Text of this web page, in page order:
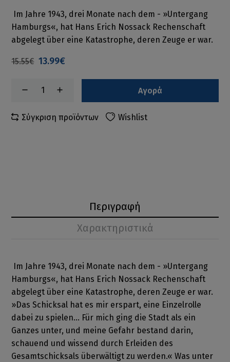
Im Jahre 1943, drei Monate nach dem - »Untergang
Hamburgs«, hat Hans Erich Nossack Rechenschaft
abgelegt über eine Katastrophe, deren Zeuge er war.
15.55€ 13.99€
Αγορά
Σύγκριση προϊόντων Wishlist
Περιγραφή
Χαρακτηριστικά
Im Jahre 1943, drei Monate nach dem - »Untergang
Hamburgs«, hat Hans Erich Nossack Rechenschaft
abgelegt über eine Katastrophe, deren Zeuge er war.
»Das Schicksal hat es mir erspart, eine Einzelrolle
dabei zu spielen... Für mich ging die Stadt als ein
Ganzes unter, und meine Gefahr bestand darin,
schauend und wissend durch Erleiden des
Gesamtschicksals überwältigt zu werden.« Was unter